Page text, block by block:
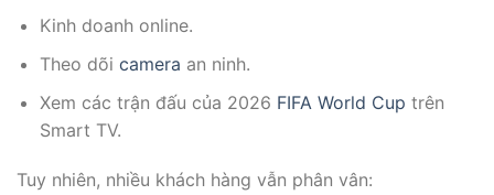
Kinh doanh online.
Theo dõi camera an ninh.
Xem các trận đấu của 2026 FIFA World Cup trên
Smart TV.
Tuy nhiên, nhiều khách hàng vẫn phân vân: